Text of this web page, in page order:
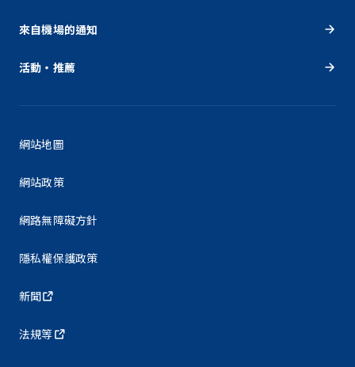
來自機場的通知
活動・推薦
網站地圖
網站政策
網路無障礙方針
隱私權保護政策
新聞
法規等